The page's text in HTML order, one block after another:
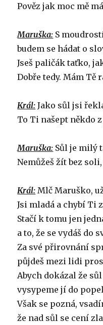
Pověz jak moc mě
Maruška: S
budem se hádat o
Jseš paličák taťko,
Dobře tedy. Mám Tě
Král: Jako sůl jsi
To Ti našept někdo
Maruška: Sůl je milý
Nemůžeš žít bez
Král: Mlč Maruško,
Jsi mladá a chybí Ti
Stačí k tomu jen
a to, že se vydáš do
Za své přirovnání
půjdeš mezi lidi
Abych dokázal že
vysypeme jí do
Však se pozná,
že nad sůl se cení